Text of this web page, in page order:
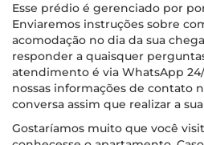
Esse prédio é gerenciado por
Enviaremos instruções sobre
acomodação no dia da sua
responder a quaisquer
atendimento é via WhatsApp
nossas informações de contato
conversa assim que realizar a
Gostaríamos muito que você